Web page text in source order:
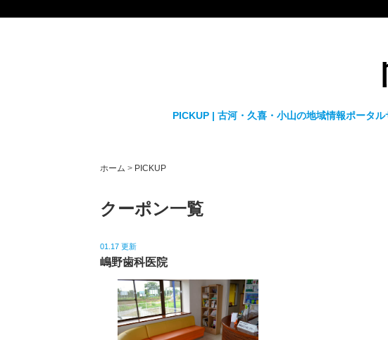
PICKUP | 古河・久喜・小山の地域情報ポータ
ホーム > PICKUP
クーポン一覧
01.17 更新
嶋野歯科医院